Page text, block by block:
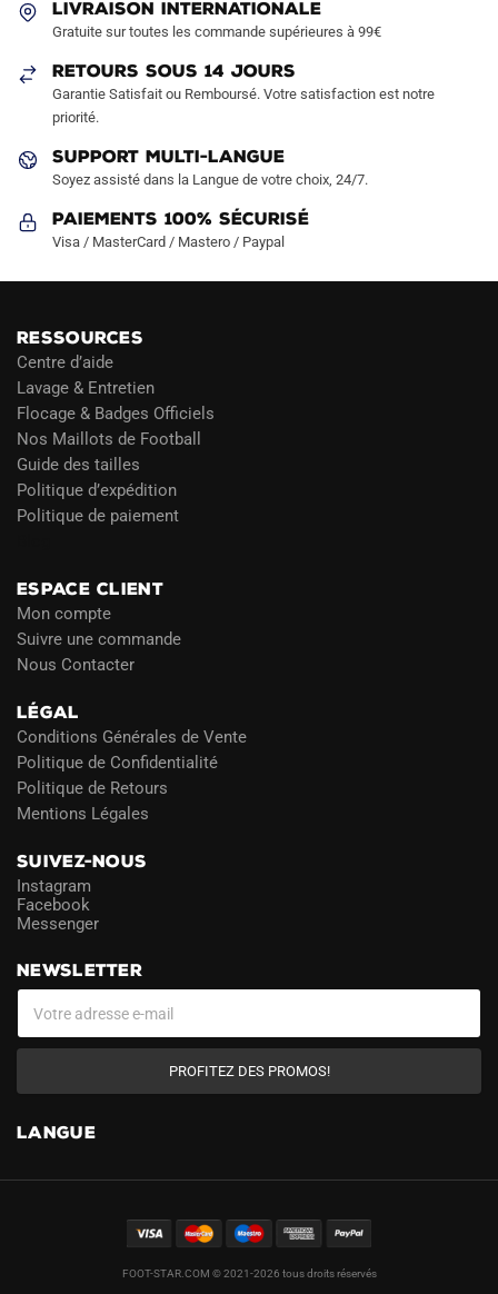
choisies
la
page
produit
page
LIVRAISON INTERNATIONALE
Gratuite sur toutes les commande supérieures à 99€
RETOURS SOUS 14 JOURS
Garantie Satisfait ou Remboursé. Votre satisfaction est notre
priorité.
SUPPORT MULTI-LANGUE
Soyez assisté dans la Langue de votre choix, 24/7.
Paiements 100% Sécurisé
Visa / MasterCard / Mastero / Paypal
RESSOURCES
Centre d’aide
Lavage & Entretien
Flocage & Badges Officiels
Nos Maillots de Football
Guide des tailles
Politique d’expédition
Politique de paiement
ESPACE CLIENT
Mon compte
Suivre une commande
Nous Contacter
LÉGAL
Conditions Générales de Vente
Politique de Confidentialité
Politique de Retours
Mentions Légales
SUIVEZ-NOUS
Instagram
Facebook
Messenger
NEWSLETTER
PROFITEZ DES PROMOS!
LANGUE
FOOT-STAR.COM © 2021-2026 tous droits réservés